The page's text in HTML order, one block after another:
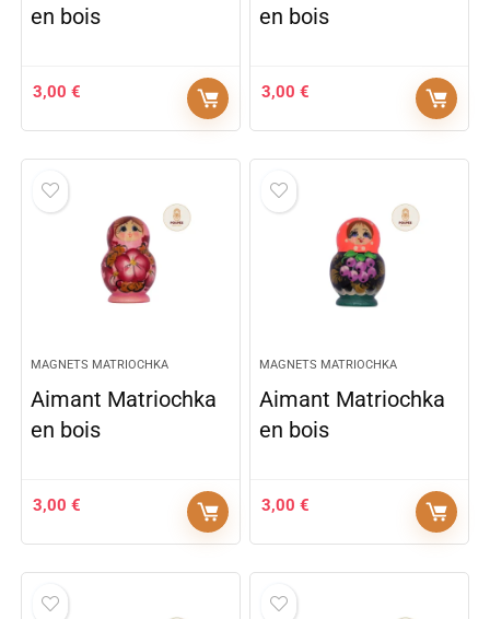
en bois
3,00€
en bois
3,00€
MAGNETS MATRIOCHKA
Aimant Matriochka
en bois
3,00€
MAGNETS MATRIOCHKA
Aimant Matriochka
en bois
3,00€